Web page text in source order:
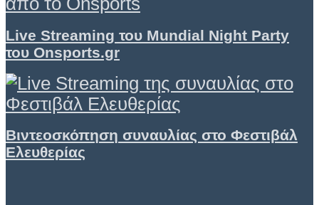
Live Streaming του Mundial Night Party
του Onsports.gr
Βιντεοσκόπηση συναυλίας στο Φεστιβάλ
Ελευθερίας